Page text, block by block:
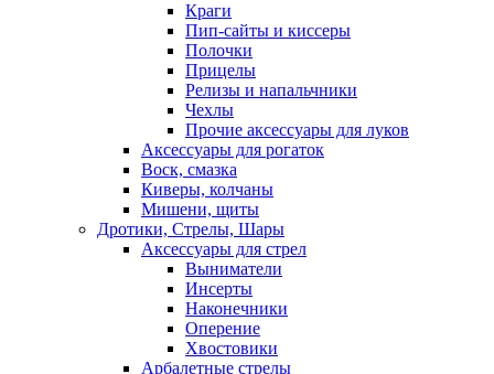
Краги
Пип-сайты и киссеры
Полочки
Прицелы
Релизы и напальчники
Чехлы
Прочие аксессуары для луков
Аксессуары для рогаток
Воск, смазка
Киверы, колчаны
Мишени, щиты
Дротики, Стрелы, Шары
Аксессуары для стрел
Выниматели
Инсерты
Наконечники
Оперение
Хвостовики
Арбалетные стрелы